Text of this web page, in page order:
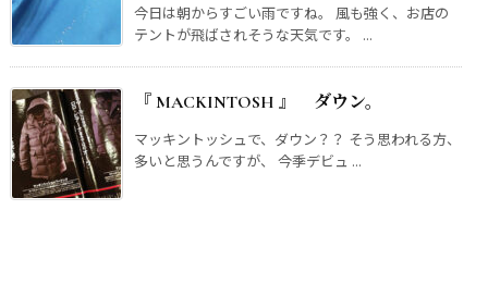
今日は朝からすごい雨ですね。 風も強く、お店の
テントが飛ばされそうな天気です。 ...
『 MACKINTOSH 』 ダウン。
マッキントッシュで、ダウン？？ そう思われる方、
多いと思うんですが、 今季デビュ ...